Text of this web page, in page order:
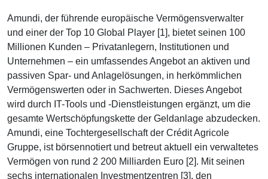
Amundi, der führende europäische Vermögensverwalter
und einer der Top 10 Global Player [1], bietet seinen 100
Millionen Kunden – Privatanlegern, Institutionen und
Unternehmen – ein umfassendes Angebot an aktiven und
passiven Spar- und Anlagelösungen, in herkömmlichen
Vermögenswerten oder in Sachwerten. Dieses Angebot
wird durch IT-Tools und -Dienstleistungen ergänzt, um die
gesamte Wertschöpfungskette der Geldanlage abzudecken.
Amundi, eine Tochtergesellschaft der Crédit Agricole
Gruppe, ist börsennotiert und betreut aktuell ein verwaltetes
Vermögen von rund 2 200 Milliarden Euro [2]. Mit seinen
sechs internationalen Investmentzentren [3], den